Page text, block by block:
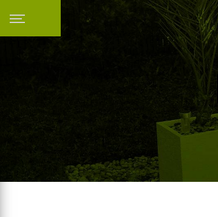
Panneau de gestion des cookies